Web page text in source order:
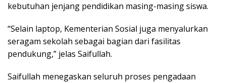
kebutuhan jenjang pendidikan masing-masing siswa.
“Selain laptop, Kementerian Sosial juga menyalurkan
seragam sekolah sebagai bagian dari fasilitas
pendukung,” jelas Saifullah.
Saifullah menegaskan seluruh proses pengadaan